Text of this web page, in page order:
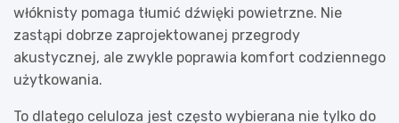
włóknisty pomaga tłumić dźwięki powietrzne. Nie
zastąpi dobrze zaprojektowanej przegrody
akustycznej, ale zwykle poprawia komfort codziennego
użytkowania.
To dlatego celuloza jest często wybierana nie tylko do